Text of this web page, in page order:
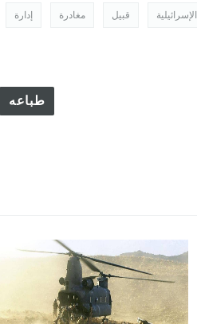
الإسرائيلية قبيل مغادرة إدارة
طباعه